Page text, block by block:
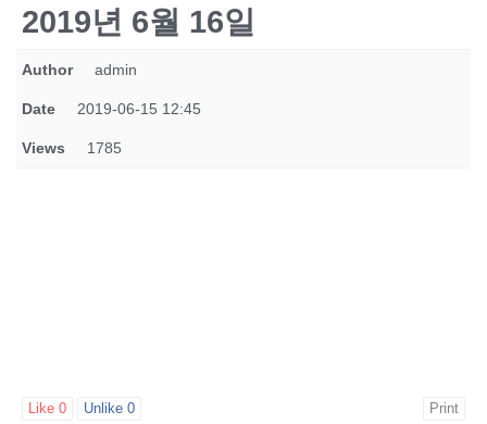
2019년 6월 16일
Author admin
Date 2019-06-15 12:45
Views 1785
Like 0 Unlike 0 Print